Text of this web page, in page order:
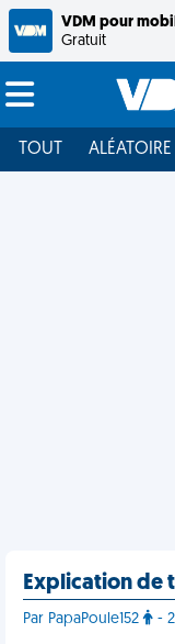
VDM pour
Gratuit
TOUT ALÉATOIRE
Explication de
Par PapaPoule152 -